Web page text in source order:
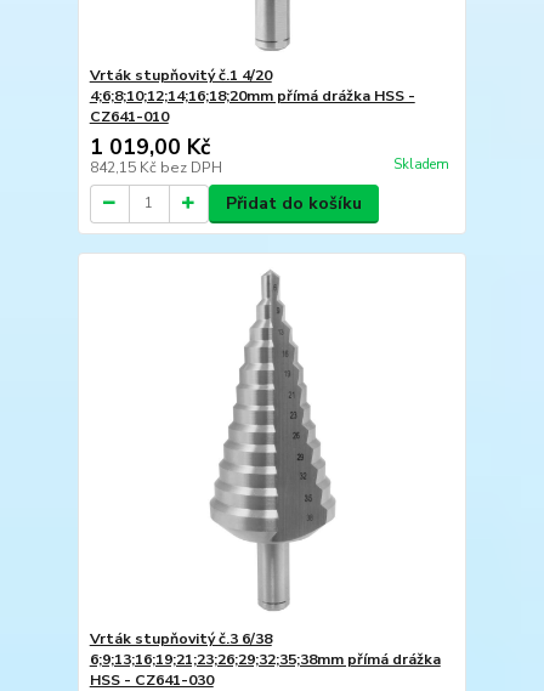
Vrták stupňovitý č.1 4/20
4;6;8;10;12;14;16;18;20mm přímá drážka HSS -
CZ641-010
1 019,00 Kč
842,15 Kč bez DPH Skladem
Přidat do košíku
Vrták stupňovitý č.3 6/38
6;9;13;16;19;21;23;26;29;32;35;38mm přímá drážka
HSS - CZ641-030